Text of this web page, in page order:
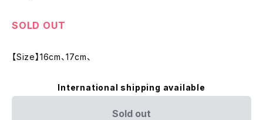
SOLD OUT
【Size】16cm、17cm、
International shipping available
Sold out